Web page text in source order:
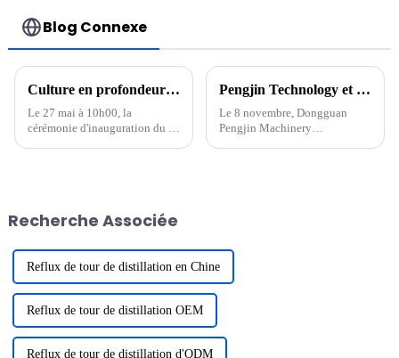
Blog Connexe
Culture en profondeur de nouvelles énergies, concentration sur la haute qualité, cérémonie de fondation du parc industriel de Pengjin Huizhou
Le 27 mai à 10h00, la
cérémonie d'inauguration du «
batteries au lithium haut de
Pengjin Technology et Korea VINATech ont signé une coopération stratégique pour commencer un nouveau voyage ensemble
Le 8 novembre, Dongguan
Pengjin Machinery
millions...
Recherche Associée
Reflux de tour de distillation en Chine
Reflux de tour de distillation OEM
Reflux de tour de distillation d'ODM